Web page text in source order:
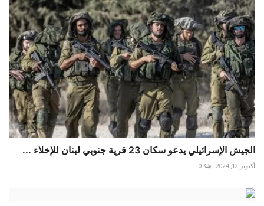
الجيش الإسرائيلي يدعو سكان 23 قرية جنوبي لبنان للإخلاء ...
أكتوبر 12, 2024 0